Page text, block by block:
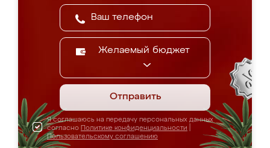
Желаемый бюджет
Отправить
Я соглашаюсь на передачу персональных данных
согласно Политике конфиденциальности
Пользовательскому соглашению